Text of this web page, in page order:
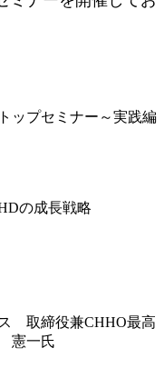
ップセミナー～実践編
の成長戦略
取締役兼CHHO最高
憲一氏